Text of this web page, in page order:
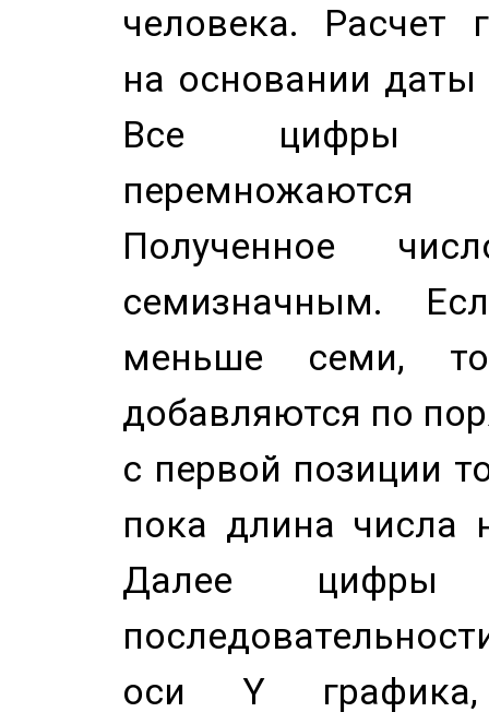
человека. Расчет
на основании
Все цифры
Полученное
семизначным.
меньше семи,
добавляются по
с первой позиции
пока длина числа
Далее цифры
оси Y